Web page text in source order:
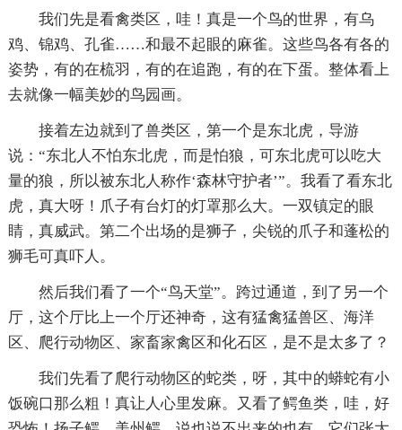
我们先是看禽类区，哇！真是一个鸟的世界，有乌
鸡、锦鸡、孔雀……和最不起眼的麻雀。这些鸟各有各的
姿势，有的在梳羽，有的在追跑，有的在下蛋。整体看上
去就像一幅美妙的鸟园画。
接着左边就到了兽类区，第一个是东北虎，导游
说：“东北人不怕东北虎，而是怕狼，可东北虎可以吃大
量的狼，所以被东北人称作‘森林守护者’”。我看了看东北
虎，真大呀！爪子有台灯的灯罩那么大。一双镇定的眼
睛，真威武。第二个出场的是狮子，尖锐的爪子和蓬松的
狮毛可真吓人。
然后我们看了一个“鸟天堂”。跨过通道，到了另一个
厅，这个厅比上一个厅还神奇，这有猛禽猛兽区、海洋
区、爬行动物区、家畜家禽区和化石区，是不是太多了？
我们先看了爬行动物区的蛇类，呀，其中的蟒蛇有小
饭碗口那么粗！真让人心里发麻。又看了鳄鱼类，哇，好